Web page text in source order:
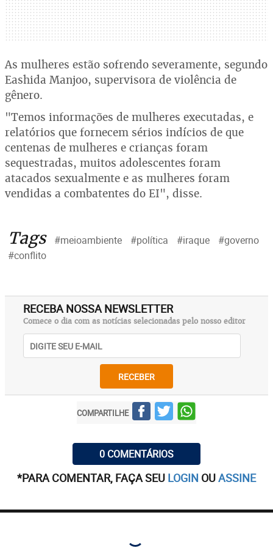
As mulheres estão sofrendo severamente, segundo
Eashida Manjoo, supervisora de violência de
gênero.
"Temos informações de mulheres executadas, e
relatórios que fornecem sérios indícios de que
centenas de mulheres e crianças foram
sequestradas, muitos adolescentes foram
atacados sexualmente e as mulheres foram
vendidas a combatentes do EI", disse.
Tags #meioambiente #política #iraque
#governo
#conflito
RECEBA NOSSA NEWSLETTER
Comece o dia com as notícias selecionadas pelo nosso editor
RECEBER
COMPARTILHE
0 COMENTÁRIOS
*PARA COMENTAR, FAÇA SEU LOGIN OUASSINE